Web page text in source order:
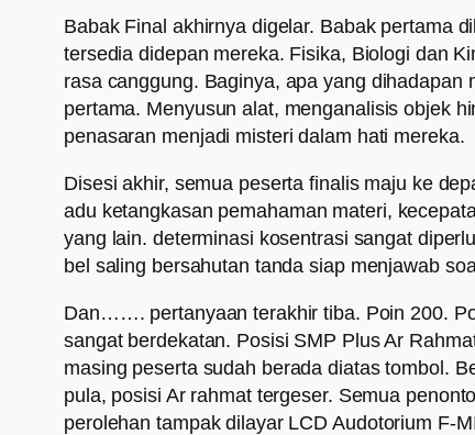
Babak Final akhirnya digelar. Babak pertama
tersedia didepan mereka. Fisika, Biologi dan
rasa canggung. Baginya, apa yang
pertama. Menyusun alat, menganalisis objek
penasaran menjadi misteri dalam hati mereka.
Disesi akhir, semua peserta finalis maju ke
adu ketangkasan pemahaman materi,
yang lain. determinasi kosentrasi sangat
bel saling bersahutan tanda siap menjawab
Dan……. pertanyaan terakhir tiba. Poin 200.
sangat berdekatan. Posisi SMP Plus Ar
masing peserta sudah berada diatas tombol.
pula, posisi Ar rahmat tergeser. Semua
perolehan tampak dilayar LCD Audotorium F-